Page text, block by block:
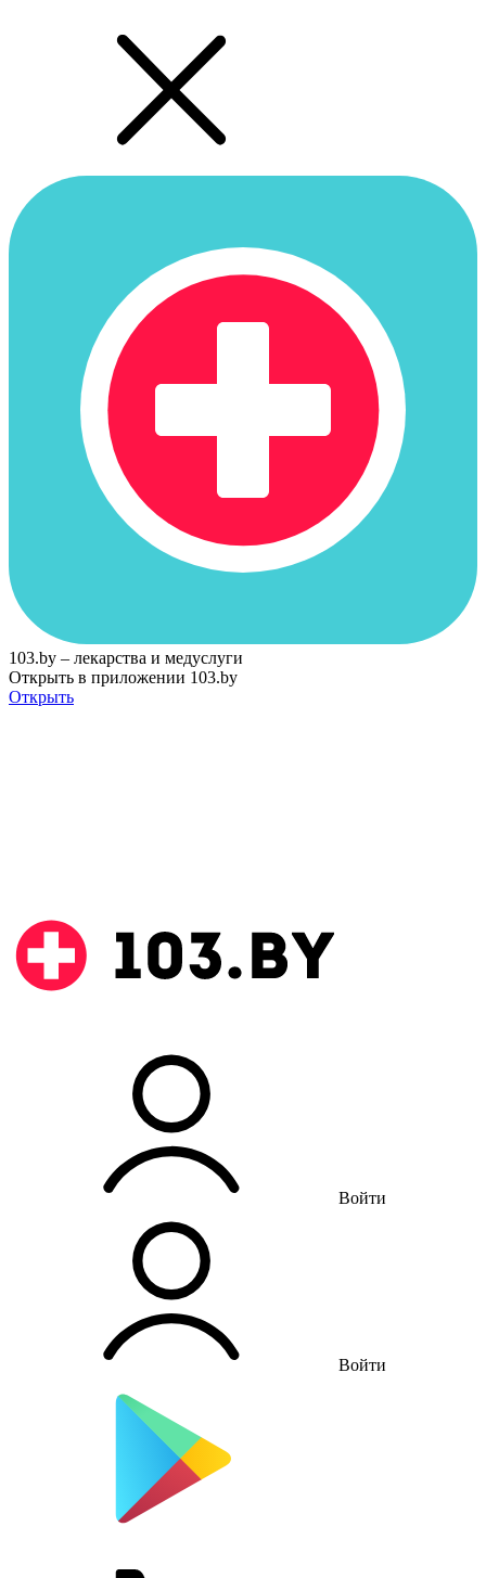
103.by – лекарства и медуслуги
Открыть в приложении 103.by
Открыть
Войти
Войти